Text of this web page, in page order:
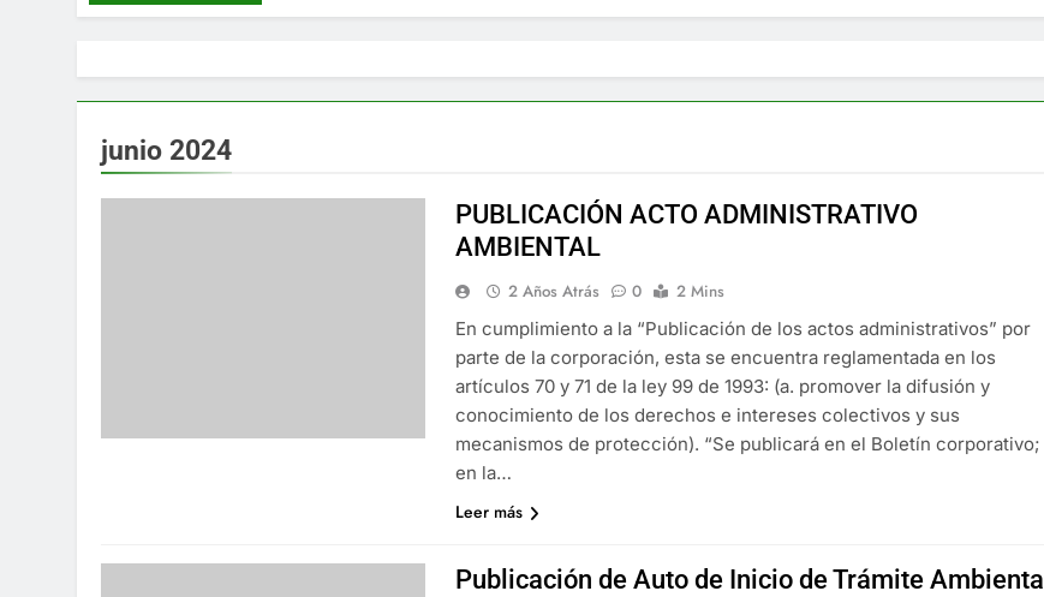
junio 2024
PUBLICACIÓN ACTO ADMINISTRATIVO
AMBIENTAL
2 Años Atrás 0
2 Mins
En cumplimiento a la “Publicación de los actos administrativos” por
parte de la corporación, esta se encuentra reglamentada en los
artículos 70 y 71 de la ley 99 de 1993: (a. promover la difusión y
conocimiento de los derechos e intereses colectivos y sus
mecanismos de protección). “Se publicará en el Boletín corporativo;
en la…
Leer más
Publicación de Auto de Inicio de Trámite Ambiental